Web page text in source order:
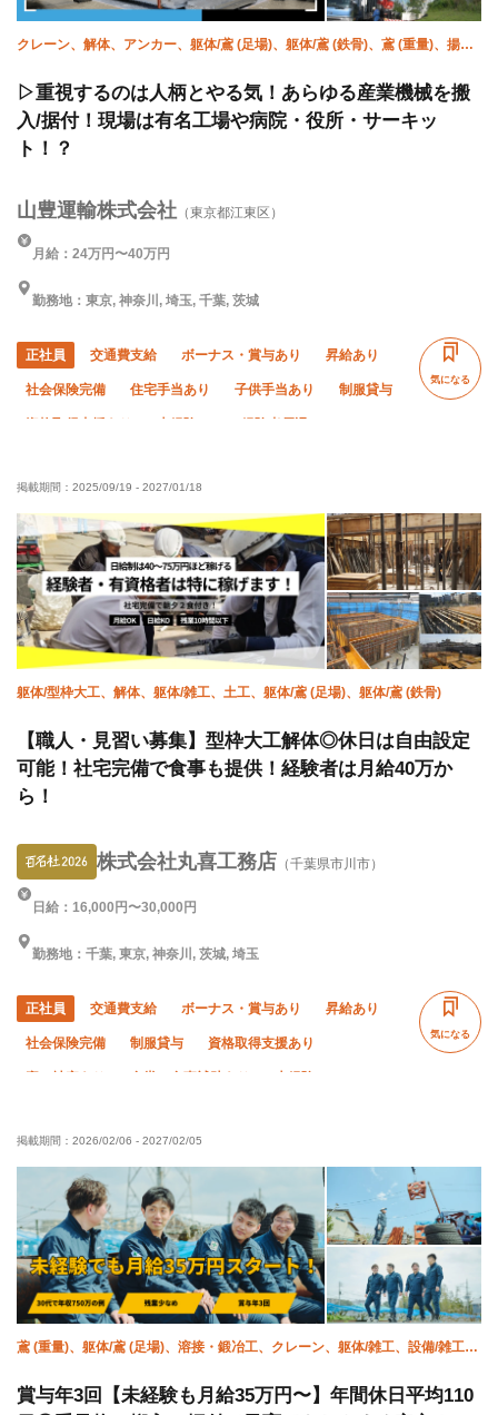
クレーン、解体、アンカー、躯体/鳶 (足場)、躯体/鳶 (鉄骨)、鳶 (重量)、揚
▷重視するのは人柄とやる気！あらゆる産業機械を搬
入/据付！現場は有名工場や病院・役所・サーキッ
ト！？
山豊運輸株式会社 （東京都江東区）
月給：24万円〜40万円
勤務地：東京, 神奈川, 埼玉, 千葉, 茨城
正社員 交通費支給 ボーナス・賞与あり 昇給あり
社会保険完備 住宅手当あり 子供手当あり 制服貸与
資格取得支援あり 未経験OK 経験者優遇
残業ゼロ 残業月10時間以下
転勤なし
気になる
掲載期間： 2025/09/19 - 2027/01/18
躯体/型枠大工、解体、躯体/雑工、土工、躯体/鳶 (足場)、躯体/鳶 (鉄骨)
【職人・見習い募集】型枠大工解体◎休日は自由設定
可能！社宅完備で食事も提供！経験者は月給40万か
ら！
株式会社丸喜工務店 （千葉県市川市）
日給：16,000円〜30,000円
勤務地：千葉, 東京, 神奈川, 茨城, 埼玉
正社員 交通費支給 ボーナス・賞与あり 昇給あり
社会保険完備 制服貸与 資格取得支援あり
50代以上活躍中 60代以上活躍中
残業ゼロ 残業月10時間以下 直帰・直行OK 夏季休暇
年末年始休暇 車・バイク通勤OK 転勤なし 土日休み
気になる
掲載期間： 2026/02/06 - 2027/02/05
鳶 (重量)、躯体/鳶 (足場)、溶接・鍛冶工、クレーン、躯体/雑工、設備/雑工、
賞与年3回【未経験も月給35万円〜】年間休日平均110